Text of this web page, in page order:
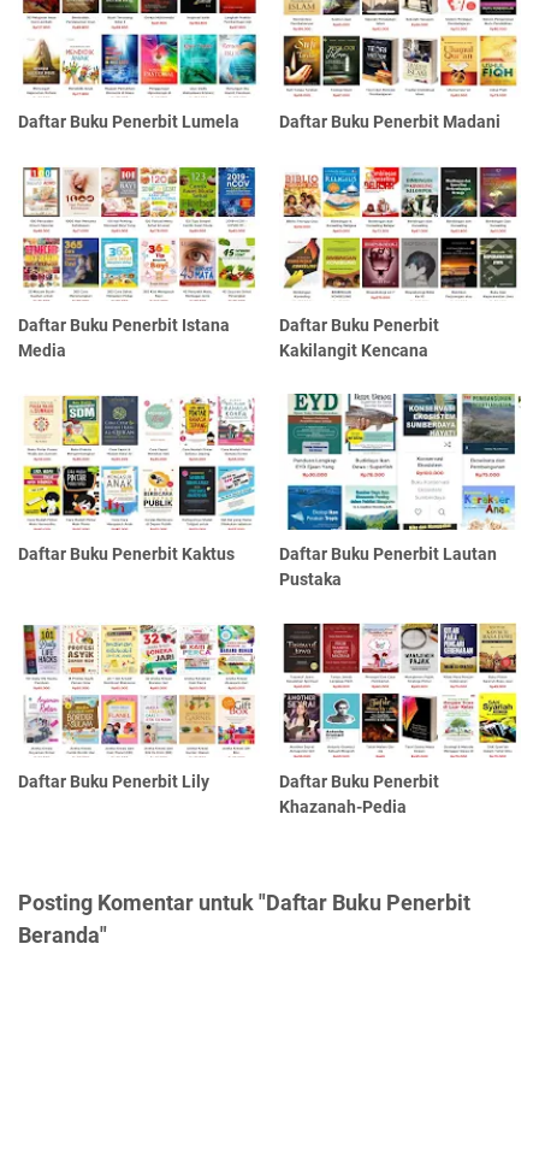
Daftar Buku Penerbit Lumela Daftar Buku Penerbit Madani
Daftar Buku Penerbit Istana
Media
Daftar Buku Penerbit
Kakilangit Kencana
Daftar Buku Penerbit Kaktus
Daftar Buku Penerbit Lautan
Pustaka
Daftar Buku Penerbit Lily
Daftar Buku Penerbit
Khazanah-Pedia
Posting Komentar untuk "Daftar Buku Penerbit
Beranda"